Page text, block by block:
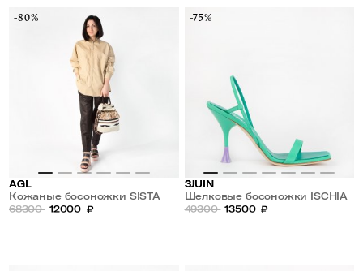
-80%
AGL
Кожаные босоножки SISTA
MULTIBAND на высокой
68300 12000 ₽
-75%
3JUIN
Шелковые босоножки ISCHIA
095
49300 13500 ₽